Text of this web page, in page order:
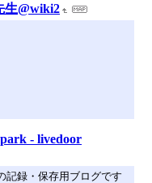
生@wiki2
- livedoor
記録・保存用ブログです